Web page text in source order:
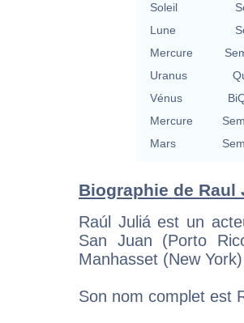
Soleil
Lune
Mercure
Uranus
Vénus
Mercure
Mars
Biographie de Raul
Raúl Juliá est un
San Juan (Porto
Manhasset (New
Son nom complet est